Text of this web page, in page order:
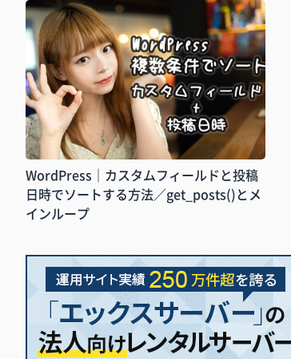
WordPress｜カスタムフィールドと投稿
日時でソートする方法／get_posts()とメ
インループ